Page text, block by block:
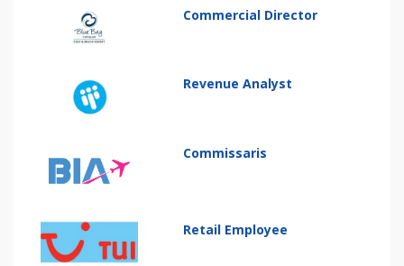
Commercial Director
Revenue Analyst
Commissaris
Retail Employee